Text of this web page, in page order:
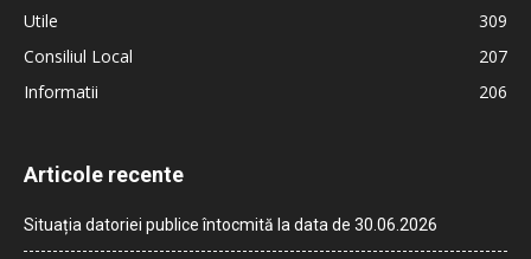
Utile
309
Consiliul Local
207
Informatii
206
Articole recente
Situația datoriei publice întocmită la data de 30.06.2026